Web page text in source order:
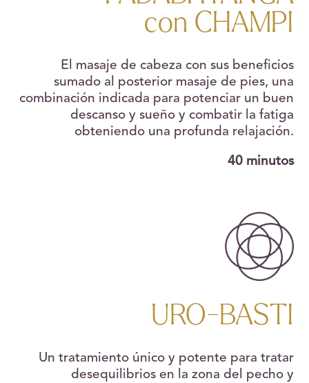
con CHAMPI
El masaje de cabeza con sus beneficios
sumado al posterior masaje de pies, una
combinación indicada para potenciar un buen
descanso y sueño y combatir la fatiga
obteniendo una profunda relajación.
40 minutos
URO-BASTI
Un tratamiento único y potente para tratar
desequilibrios en la zona del pecho y